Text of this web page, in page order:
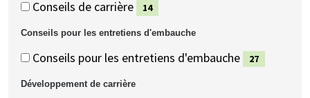
Conseils
de
Conseils
de
Conseils de carrière
(14
14
Conseils pour les entretiens d'embauche
Conseils
pour
Conseils
pour
Conseils pour les entretiens d'embauche
(27
27
Développement de carrière